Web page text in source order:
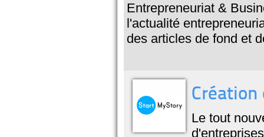
Entrepreneuriat &
l'actualité
des articles de fond et
Création
Le tout